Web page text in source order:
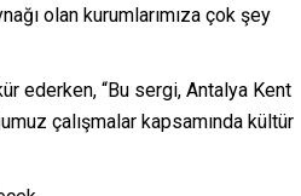
olan kurumlarımıza çok şey
ederken, “Bu sergi, Antalya Kent
çalışmalar kapsamında kültür